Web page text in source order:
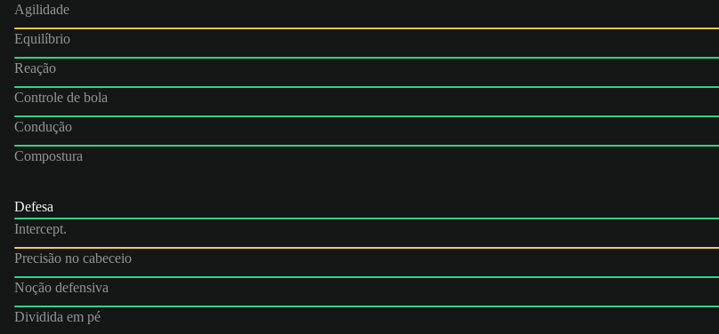
Agilidade
Equilíbrio
Reação
Controle de bola
Condução
Compostura
Defesa
Intercept.
Precisão no cabeceio
Noção defensiva
Dividida em pé